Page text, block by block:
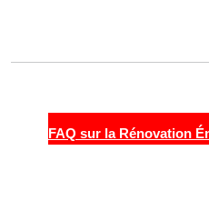
FAQ sur la Rénovation